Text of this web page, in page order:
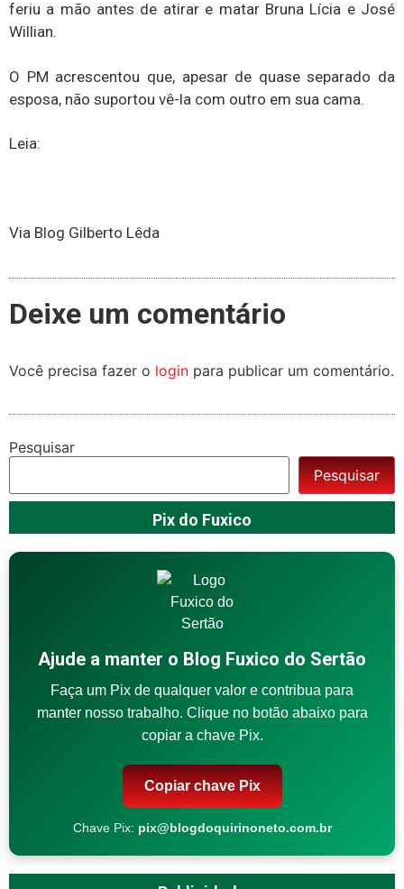
feriu a mão antes de atirar e matar Bruna Lícia e José
Willian.
O PM acrescentou que, apesar de quase separado da
esposa, não suportou vê-la com outro em sua cama.
Leia:
Via Blog Gilberto Lêda
Deixe um comentário
Você precisa fazer o login para publicar um comentário.
Pesquisar
Pesquisar
Pix do Fuxico
Ajude a manter o Blog Fuxico do Sertão
Faça um Pix de qualquer valor e contribua para
manter nosso trabalho. Clique no botão abaixo para
copiar a chave Pix.
Copiar chave Pix
Chave Pix: pix@blogdoquirinoneto.com.br